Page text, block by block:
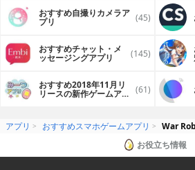
おすすめ自撮りカメラア
プリ (45)
おすすめチャット・メ
ッセージングアプリ (145)
おすすめ2018年11月リ
リースの新作ゲームアプ (61)
アプリ おすすめスマホゲームアプリ
War
お役立ち情報